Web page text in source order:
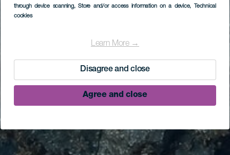
through device scanning, Store and/or access information on a device, Technical
cookies
Learn More →
Disagree and close
Agree and close